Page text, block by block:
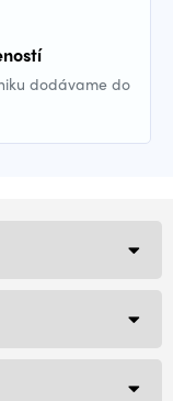
dodávame do